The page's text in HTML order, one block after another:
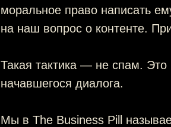
моральное право написать
на наш вопрос о контенте.
Такая тактика — не спам.
начавшегося диалога.
Мы в The Business Pill